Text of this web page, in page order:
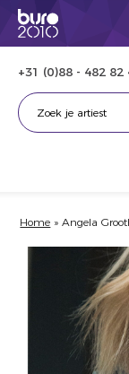
+31 (0)88 - 482 82
Home »Angela